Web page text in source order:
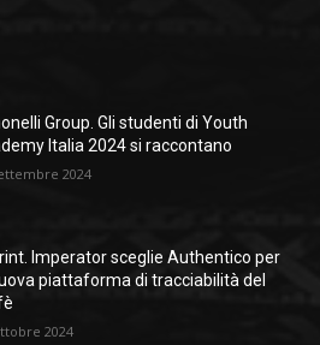
Group. Gli studenti di Youth
Italia 2024 si raccontano
2024
Imperator sceglie Authentico per
piattaforma di tracciabilità del
2024